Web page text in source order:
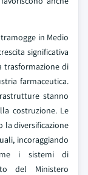
in Medio
significativa
trasformazione di
farmaceutica.
stanno
costruzione. Le
la diversificazione
incoraggiando
i sistemi di
del Ministero